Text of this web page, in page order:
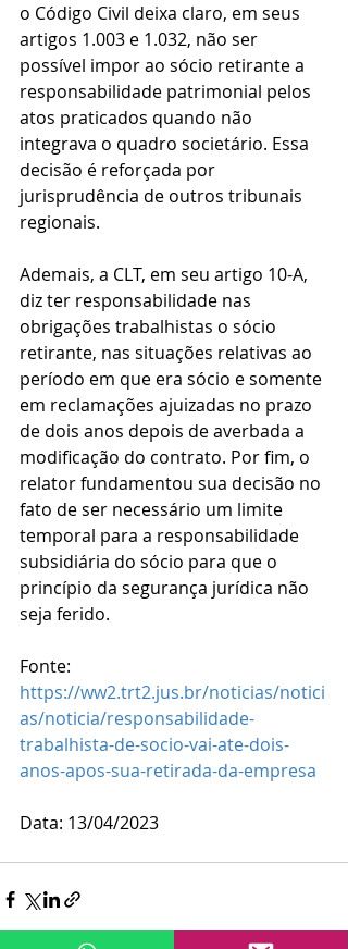
o Código Civil deixa claro, em seus
artigos 1.003 e 1.032, não ser
possível impor ao sócio retirante a
responsabilidade patrimonial pelos
atos praticados quando não
integrava o quadro societário. Essa
decisão é reforçada por
jurisprudência de outros tribunais
regionais.
Ademais, a CLT, em seu artigo 10-A,
diz ter responsabilidade nas
obrigações trabalhistas o sócio
retirante, nas situações relativas ao
período em que era sócio e somente
em reclamações ajuizadas no prazo
de dois anos depois de averbada a
modificação do contrato. Por fim, o
relator fundamentou sua decisão no
fato de ser necessário um limite
temporal para a responsabilidade
subsidiária do sócio para que o
princípio da segurança jurídica não
seja ferido.
Fonte:
https://ww2.trt2.jus.br/noticias/notici
as/noticia/responsabilidade-
trabalhista-de-socio-vai-ate-dois-
anos-apos-sua-retirada-da-empresa
Data: 13/04/2023